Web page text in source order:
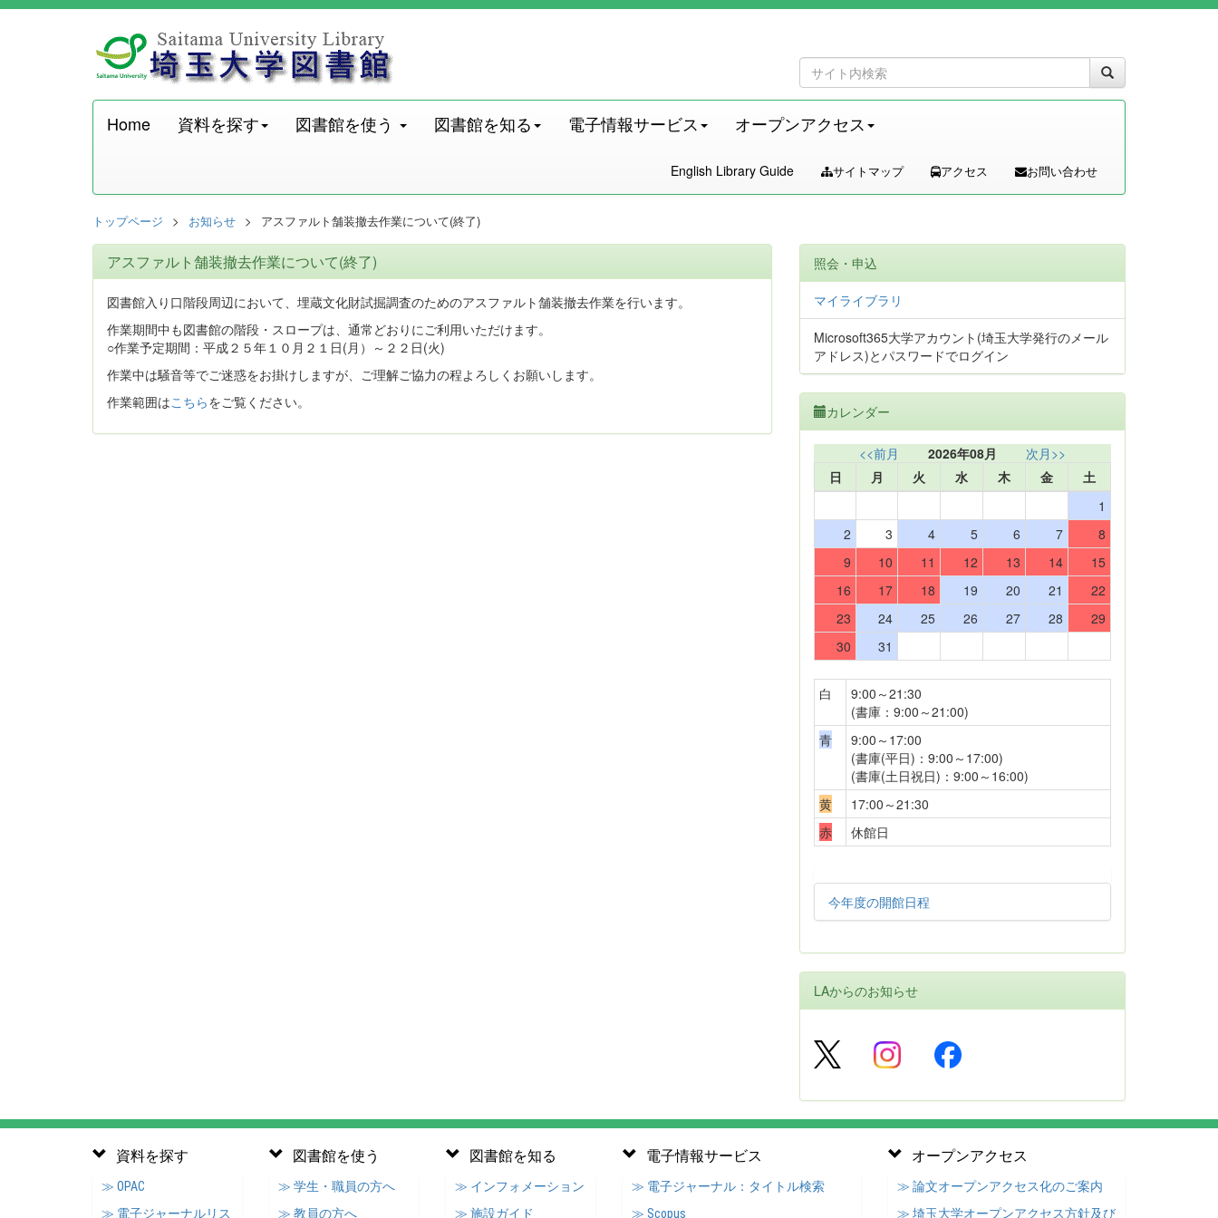
Home 資料を探す 図書館を使う 図書館を知る 電子情報サービス オープンアクセス
English Library Guide サイトマップ アクセス お問い合わせ
トップページ お知らせ アスファルト舗装撤去作業について(終了)
アスファルト舗装撤去作業について(終了)
図書館入り口階段周辺において、埋蔵文化財試掘調査のためのアスファルト舗装撤去作業を行います。
作業期間中も図書館の階段・スロープは、通常どおりにご利用いただけます。
○作業予定期間：平成２５年１０月２１日(月）～２２日(火)
作業中は騒音等でご迷惑をお掛けしますが、ご理解ご協力の程よろしくお願いします。
作業範囲はこちらをご覧ください。
照会・申込
マイライブラリ
Microsoft365大学アカウント(埼玉大学発行のメール
アドレス)とパスワードでログイン
カレンダー
<<前月 2026年08月
次月>>
日
月 火 水 木 金
土
1
2
3 4 5 6 7
8
9
10 11 12 13 14
15
16
17 18 19 20 21
22
23
24 25 26 27 28
29
30
31
白
9:00～21:30
(書庫：9:00～21:00)
青
9:00～17:00
(書庫(平日)：9:00～17:00)
(書庫(土日祝日)：9:00～16:00)
黄
17:00～21:30
赤
休館日
今年度の開館日程
LAからのお知らせ
資料を探す
≫ OPAC
≫ 電子ジャーナルリス
図書館を使う
≫ 学生・職員の方へ
≫ 教員の方へ
図書館を知る
≫ インフォメーション
≫ 施設ガイド
電子情報サービス
≫ 電子ジャーナル：タイトル検索
≫ Scopus
オープンアクセス
≫ 論文オープンアクセス化のご案内
≫ 埼玉大学オープンアクセス方針及び